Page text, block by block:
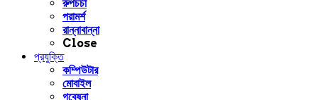
রুপচর্চা
পরামর্শ
রান্নাবান্না
Close
প্রযুক্তি
কম্পিউটার
মোবাইল
গবেষনা